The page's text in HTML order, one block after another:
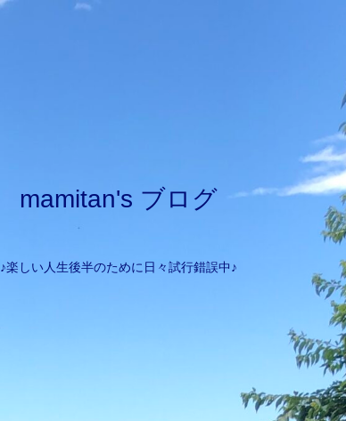
mamitan's ブログ
♪楽しい人生後半のために日々試行錯誤中♪